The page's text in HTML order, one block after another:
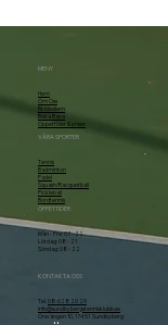
MENY
Hem
Om Oss
Bli Medlem
Boka Bana
Öppettider & priser
VÅRA SPORTER
Tennis
Badminton
Padel
Squash/Racquetball
Pickleball
Bordtennis
ÖPPETTIDER
Mån - Fre: 07 - 22
Lördag: 08 - 21
Söndag: 08 - 22
KONTAKTA OSS
Tel.
08-628 20 29
info@sundbybergstennisklubb.se
Örsvängen 10, 174 51 Sundbyberg